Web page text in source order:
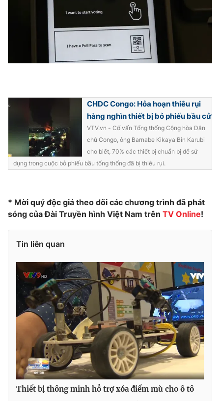
Shorts video
VTV Money VTV Thể thao
VTV Sức khoẻ Bất động sản
Vươn mình bằng AI
VTV9 VTV8
Theo dõi báo trên
Cơ quan chủ quản:Đài Truyền hình Việt Nam
Cơ quan báo chí:Thời báo VTV
Giấy phép hoạt động báo in và báo điện tử số 483/GP-BTTTT
cấp ngày 29/12/2023
Tổng Biên tập:Vũ Thanh Thủy
Phó Tổng Biên tập:Nguyễn Thị Mỹ Hạnh, Phạm Quốc Thắng,
Nguyễn Trọng Ninh
Tổng đài VTV:024.38 355 931 - 024.38 355 932
CHDC Congo: Hỏa hoạn thiêu rụi
hàng nghìn thiết bị bỏ phiếu bầu cử
VTV.vn - Cố vấn Tổng thống Cộng hòa Dân
chủ Congo, ông Barnabe Kikaya Bin Karubi
cho biết, 70% các thiết bị chuẩn bị để sử
dụng trong cuộc bỏ phiếu bầu tổng thống đã bị thiêu rụi.
* Mời quý độc giả theo dõi các chương trình đã phát
sóng của Đài Truyền hình Việt Nam trên TV Online!
Tin liên quan
Thiết bị thông minh hỗ trợ xóa điểm mù cho ô tô